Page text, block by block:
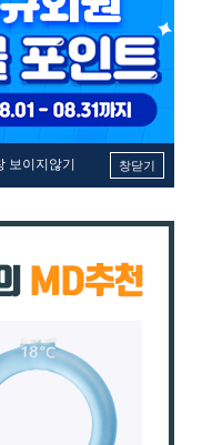
보이지않기 창닫기